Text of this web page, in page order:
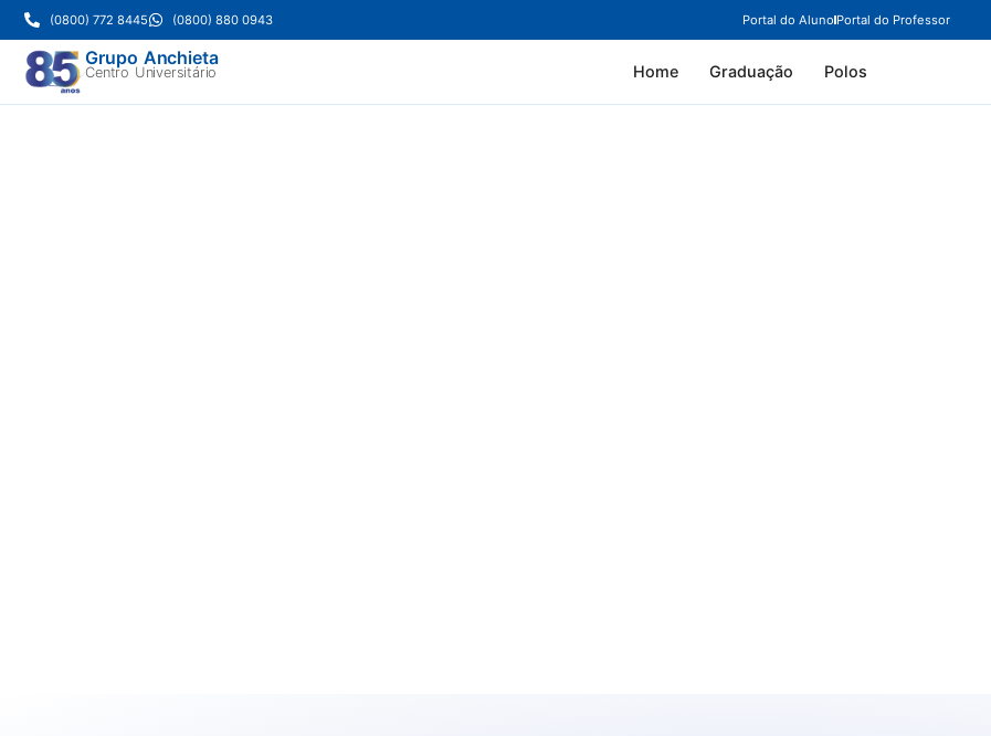
(0800) 772 8445 (0800) 880 0943 Portal do Aluno Portal do Professor
Grupo Anchieta
Centro Universitário Home Graduação Polos